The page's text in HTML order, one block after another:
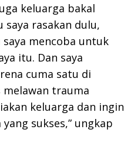
keluarga bakal
saya rasakan dulu,
mencoba untuk
itu. Dan saya
cuma satu di
melawan trauma
keluarga dan ingin
sukses,” ungkap